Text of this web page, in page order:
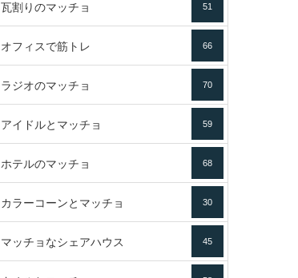
瓦割りのマッチョ 51
オフィスで筋トレ 66
ラジオのマッチョ 70
アイドルとマッチョ 59
ホテルのマッチョ 68
カラーコーンとマッチョ 30
マッチョなシェアハウス 45